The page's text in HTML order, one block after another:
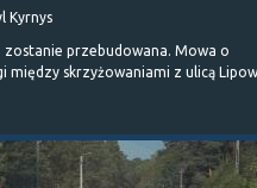
Kyrnys
zostanie przebudowana. Mowa o
między skrzyżowaniami z ulicą